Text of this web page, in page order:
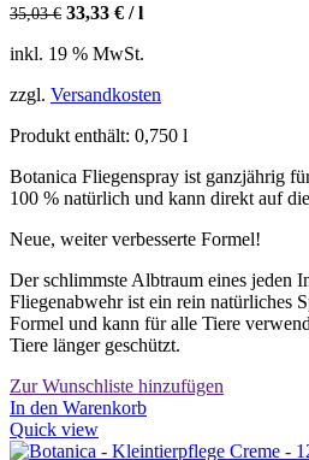
35,03€ 33,33 € /l
inkl. 19 % MwSt.
zzgl. Versandkosten
Produkt enthält: 0,750 l
Botanica Fliegenspray ist ganzjährig
100 % natürlich und kann direkt auf
Neue, weiter verbesserte Formel!
Der schlimmste Albtraum eines jeden
Fliegenabwehr ist ein rein natürliches
Formel und kann für alle Tiere
Tiere länger geschützt.
Zur Wunschliste hinzufügen
In den Warenkorb
Quick view